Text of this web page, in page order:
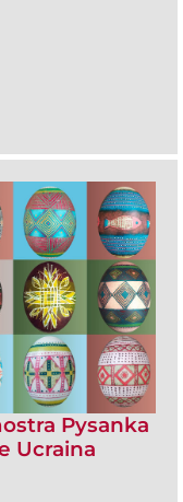
Pysanka
Ucraina